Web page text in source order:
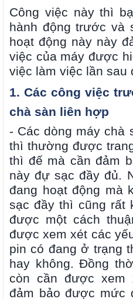
Công việc này thì
hành động trước và
hoạt động này này
việc của máy được
việc làm việc lần sau
1. Các công việc
chà sàn liên hợp
- Các dòng máy chà
thì thường được
thì đế mà cần đảm
này đự sạc đầy đủ.
đang hoạt động mà
sạc đầy thì cũng rất
được một cách
được xem xét các
pin có đang ở trạng
hay không. Đồng
còn cần được
đảm bảo được mức